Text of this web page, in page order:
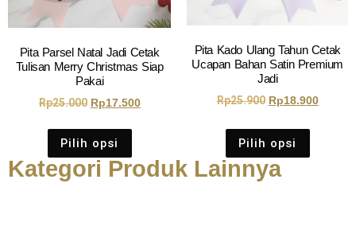
Pita Parsel Natal Jadi Cetak
Tulisan Merry Christmas Siap
Pakai
Rp25.000 Rp17.500
Pilih opsi
Pita Kado Ulang Tahun Cetak
Ucapan Bahan Satin Premium
Jadi
Rp25.900 Rp18.900
Pilih opsi
Kategori Produk Lainnya